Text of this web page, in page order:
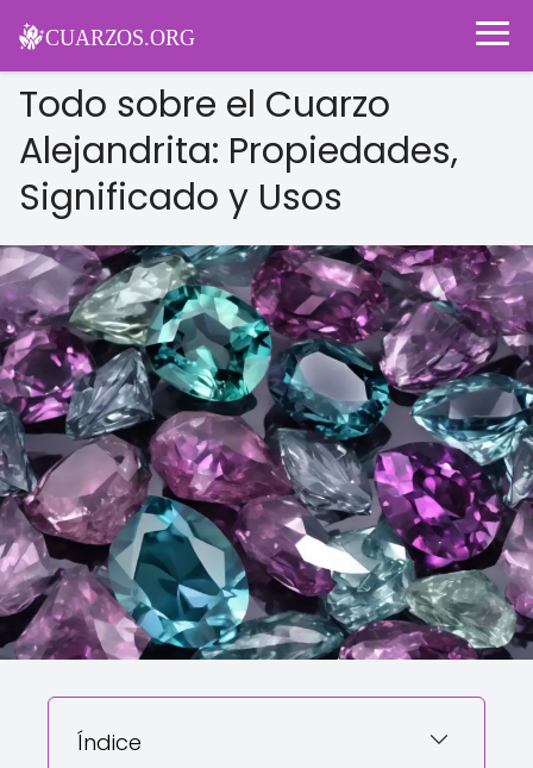
Todo sobre el Cuarzo
Alejandrita: Propiedades,
Significado y Usos
Índice